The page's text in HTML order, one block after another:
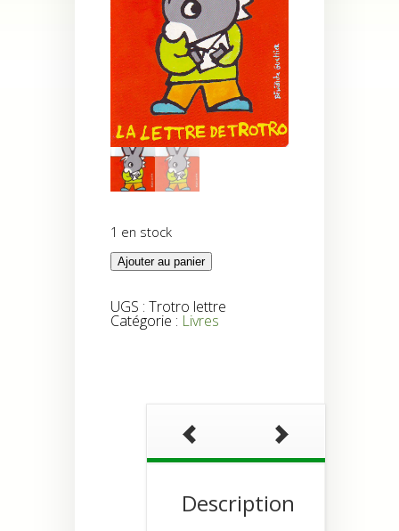
1 en stock
quantité
de
Ane
Trotro
-
Ajouter au panier
UGS : Trotro lettre
Catégorie : Livres
Description